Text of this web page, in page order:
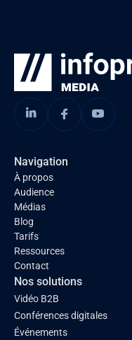
Navigation
À propos
Audience
Médias
Blog
Tarifs
Ressources
Contact
Nos solutions
Vidéo B2B
Conférences digitales
Événements